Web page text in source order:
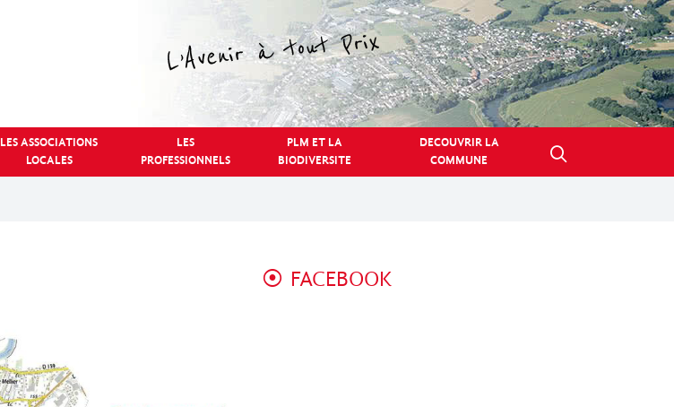
LES ASSOCIATIONS
LOCALES
LES
PROFESSIONNELS
PLM ET LA
BIODIVERSITE
DECOUVRIR LA
COMMUNE
FACEBOOK